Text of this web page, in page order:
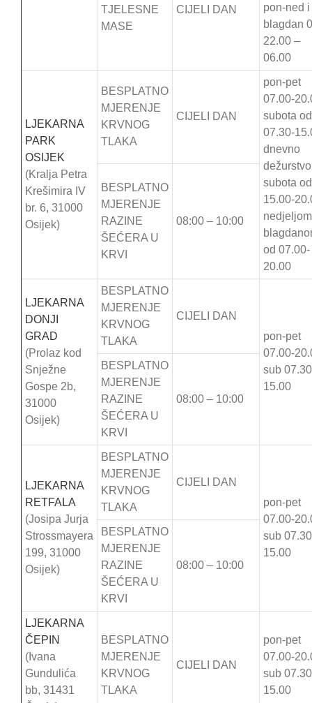
pon-ned i
blagdan
22.00 –
06.00
TJELESNE
MASE
CIJELI DAN
LJEKARNA
PARK
OSIJEK
(Kralja Petra
Krešimira IV
br. 6, 31000
Osijek)
BESPLATNO
MJERENJE
KRVNOG
TLAKA
CIJELI DAN
pon-pet
07.00-
subota od
07.30-
dnevno
dežurstvo
subota od
15.00-
od 07.00-
20.00
BESPLATNO
MJERENJE
RAZINE
ŠEĆERA U
KRVI
08:00 – 10:00
LJEKARNA
DONJI
GRAD
(Prolaz kod
Snježne
Gospe 2b,
31000
Osijek)
BESPLATNO
MJERENJE
KRVNOG
TLAKA
CIJELI DAN
pon-pet
07.00-
sub
15.00
BESPLATNO
MJERENJE
RAZINE
ŠEĆERA U
KRVI
08:00 – 10:00
LJEKARNA
RETFALA
(Josipa Jurja
Strossmayera
199, 31000
Osijek)
BESPLATNO
MJERENJE
KRVNOG
TLAKA
CIJELI DAN
pon-pet
07.00-
sub
15.00
BESPLATNO
MJERENJE
RAZINE
ŠEĆERA U
KRVI
08:00 – 10:00
LJEKARNA
ČEPIN
(Ivana
Gundulića
bb, 31431
BESPLATNO
MJERENJE
KRVNOG
TLAKA
CIJELI DAN
pon-pet
07.00-
sub
15.00